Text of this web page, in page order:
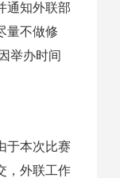
通知外联部
量不做修
举办时间
于本次比赛
，外联工作